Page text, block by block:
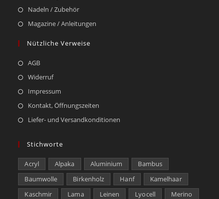
Nadeln / Zubehör
Magazine / Anleitungen
Nützliche Verweise
AGB
Widerruf
Impressum
Kontakt, Öffnungszeiten
Liefer- und Versandkonditionen
Stichworte
Acryl Alpaka Aluminium
Bambus
Baumwolle
Birkenholz Hanf
Kamelhaar
Kaschmir
Lama Leinen Lyocell
Merino